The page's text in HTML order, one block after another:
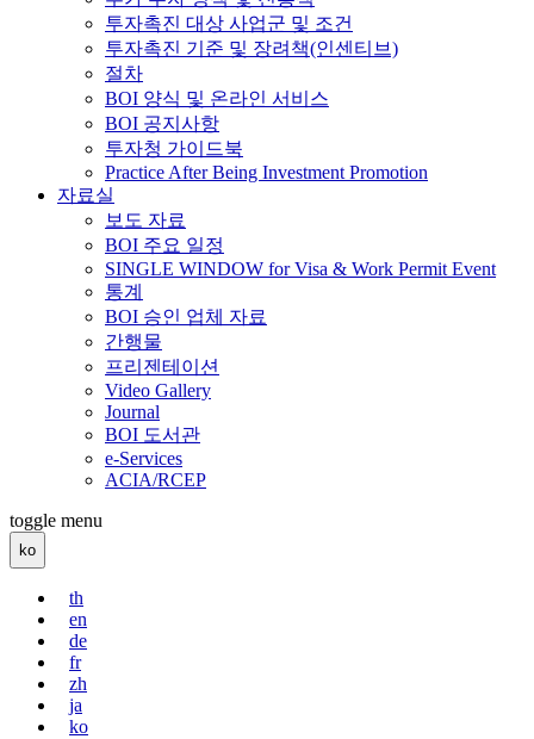
투자촉진 대상 사업군 및 조건
투자촉진 기준 및 장려책(인센티브)
절차
BOI 양식 및 온라인 서비스
BOI 공지사항
투자청 가이드북
Practice After Being Investment Promotion
자료실
보도 자료
BOI 주요 일정
SINGLE WINDOW for Visa & Work Permit Event
통계
BOI 승인 업체 자료
간행물
프리젠테이션
Video Gallery
Journal
BOI 도서관
e-Services
ACIA/RCEP
toggle menu
ko
th
en
de
fr
zh
ja
ko